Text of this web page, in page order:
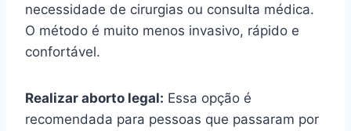
necessidade de cirurgias ou consulta médica.
O método é muito menos invasivo, rápido e
confortável.
Realizar aborto legal: Essa opção é
recomendada para pessoas que passaram por